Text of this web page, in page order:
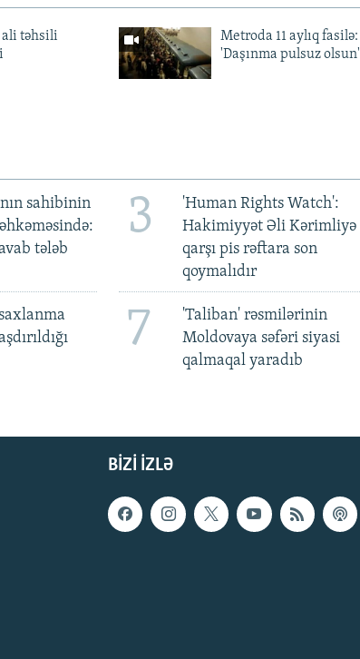
ali təhsili
Metroda 11 aylıq fasilə:
'Daşınma pulsuz olsun'
sahibinin
tələb
3
'Human Rights Watch':
Hakimiyyət Əli Kərimliyə
qarşı pis rəftara son
qoymalıdır
7
'Taliban' rəsmilərinin
Moldovaya səfəri siyasi
qalmaqal yaradıb
BIZI IZLƏ